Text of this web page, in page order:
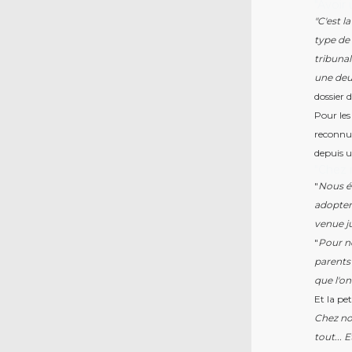
"C'est
type de
une
dossier
Pour
depuis
"Nous
venue
"Pour
que
Et la
Chez
tout...